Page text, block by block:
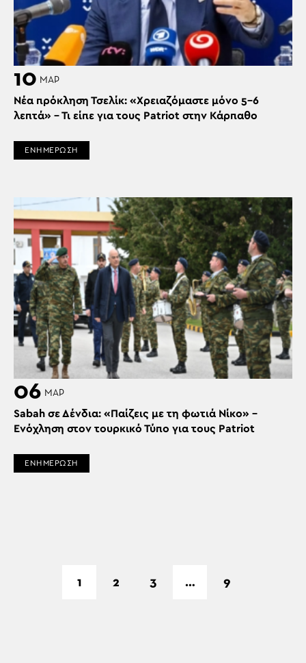
10 ΜΑΡ
Νέα πρόκληση Τσελίκ: «Χρειαζόμαστε μόνο 5-6
λεπτά» – Τι είπε για τους Patriot στην Κάρπαθο
ΕΝΗΜΕΡΩΣΗ
06 ΜΑΡ
Sabah σε Δένδια: «Παίζεις με τη φωτιά Νίκο» –
Ενόχληση στον τουρκικό Τύπο για τους Patriot
ΕΝΗΜΕΡΩΣΗ
1 2 3 … 9